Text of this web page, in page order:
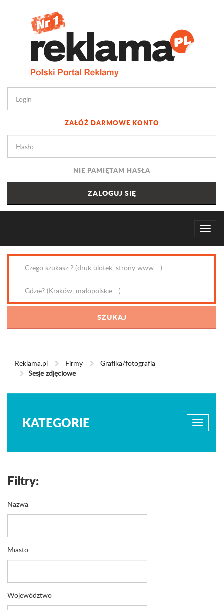
ZAŁÓŻ DARMOWE KONTO
NIE PAMIĘTAM HASŁA
Reklama.pl Firmy
Grafika/fotografia
Sesje zdjęciowe
KATEGORIE
Filtry:
Nazwa
Miasto
Województwo